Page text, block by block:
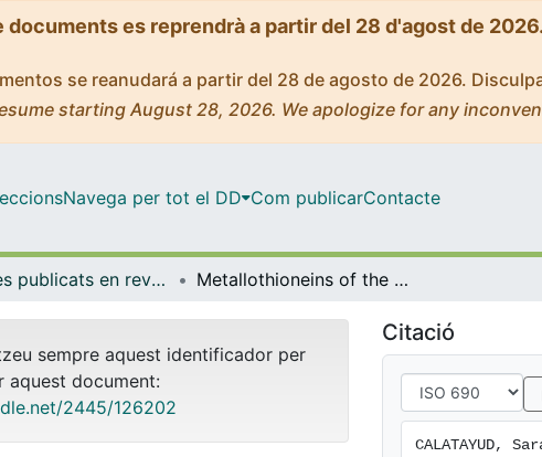
es reprendrà a partir del 28 d'agost de
se reanudará a partir del 28 de agosto de 2026.
starting August 28, 2026. We apologize for any
Navega per tot el DD Com publicarContacte
Articles publicats en revistes (Genètica, Microbiologia i Estadística) Metallothioneins of the urochordate Oikopleura dioica have Cys-rich tandem repeats, large size and cadmium-binding preference
sempre aquest identificador per
aquest document:
2445/126202
Citació
CALATAYUD,